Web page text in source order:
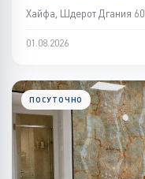
Хайфа, Шдерот Дгания 60
01.08.2026
ПОСУТОЧНО